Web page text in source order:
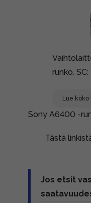
runko.
Lue koko
Sony A6400 -
Tästä
Jos etsit